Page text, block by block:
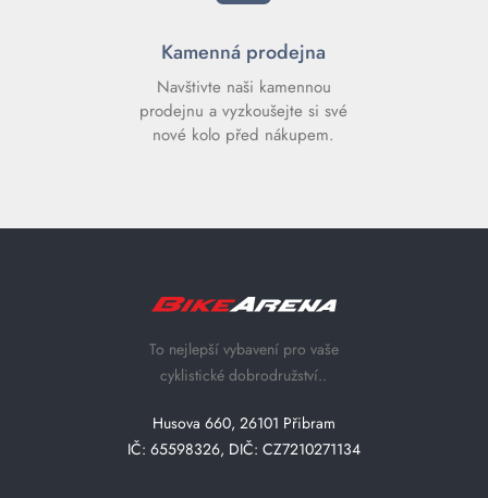
Kamenná prodejna
Navštivte naši kamennou
prodejnu a vyzkoušejte si své
nové kolo před nákupem.
To nejlepší vybavení pro vaše
cyklistické dobrodružství..
Husova 660, 26101 Přibram
IČ: 65598326, DIČ: CZ7210271134